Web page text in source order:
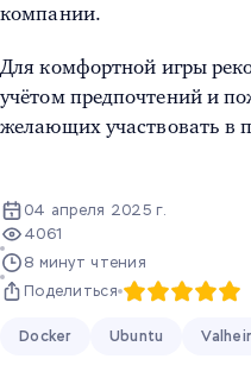
компании.
Для комфортной игры
учётом предпочтений и
желающих участвовать в
04 апреля 2025 г.
4061
8 минут чтения
Поделиться
Docker Ubuntu